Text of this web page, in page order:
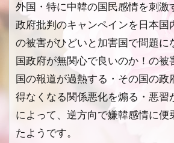
外国・特に中韓の国民感情を刺激
政府批判のキャンペインを日本
の被害がひどいと加害国で問題に
国政府が無関心で良いのか！の被
国の報道が過熱する・その国の政
得なくなる関係悪化を煽る・悪習
によって、逆方向で嫌韓感情に便
たようです。